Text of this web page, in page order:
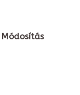
Módosítás